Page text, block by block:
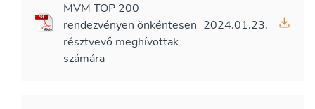
MVM TOP 200
rendezvényen önkéntesen
résztvevő meghívottak
számára
2024.01.23.